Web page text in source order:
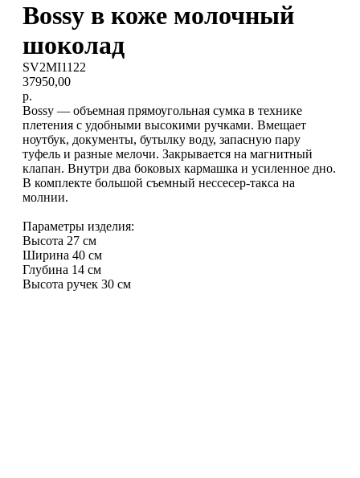
Bossy в коже молочный
шоколад
SV2MI1122
37950,00
р.
Bossy — объемная прямоугольная сумка в технике
плетения с удобными высокими ручками. Вмещает
ноутбук, документы, бутылку воду, запасную пару
туфель и разные мелочи. Закрывается на магнитный
клапан. Внутри два боковых кармашка и усиленное дно.
В комплекте большой съемный нессесер-такса на
молнии.
Параметры изделия:
Высота 27 см
Ширина 40 см
Глубина 14 см
Высота ручек 30 см